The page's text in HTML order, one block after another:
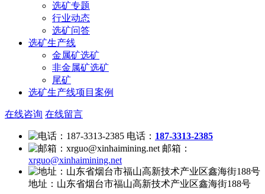
选矿专题
行业动态
选矿问答
选矿生产线
金属矿选矿
非金属矿选矿
尾矿
选矿生产线项目案例
在线咨询 在线留言
电话： 187-3313-2385
邮箱：
xrguo@xinhaimining.net
地址： 山东省烟台市福山高新技术产业区鑫海街188号